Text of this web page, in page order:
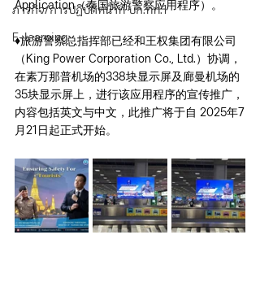
ภารกิจ/การปฏิบัติหน้าที่ บก.ทท.1
E-learning
Application（泰国旅游警察应用程序）。
♦️旅游警察总指挥部已经和王权集团有限公司
（King Power Corporation Co., Ltd.）协调，
在素万那普机场的338块显示屏及廊曼机场的
35块显示屏上，进行该应用程序的宣传推广，
内容包括英文与中文，此推广将于自 2025年7
月21日起正式开始。